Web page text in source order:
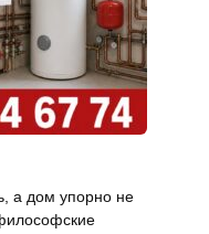
а дом упорно не